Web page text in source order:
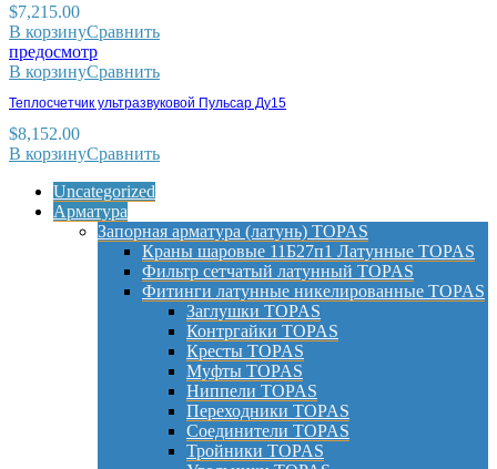
$7,215.00
В корзинуСравнить
предосмотр
В корзинуСравнить
Теплосчетчик ультразвуковой Пульсар Ду15
$8,152.00
В корзинуСравнить
Uncategorized
Арматура
Запорная арматура (латунь) TOPAS
Краны шаровые 11Б27п1 Латунные TOPAS
Фильтр сетчатый латунный TOPAS
Фитинги латунные никелированные TOPAS
Заглушки TOPAS
Контргайки TOPAS
Кресты TOPAS
Муфты TOPAS
Ниппели TOPAS
Переходники TOPAS
Соединители TOPAS
Тройники TOPAS